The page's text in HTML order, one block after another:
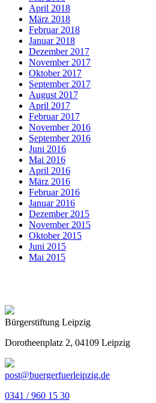
April 2018
März 2018
Februar 2018
Januar 2018
Dezember 2017
November 2017
Oktober 2017
September 2017
August 2017
April 2017
Februar 2017
November 2016
September 2016
Juni 2016
Mai 2016
April 2016
März 2016
Februar 2016
Januar 2016
Dezember 2015
November 2015
Oktober 2015
Juni 2015
Mai 2015
Bürgerstiftung Leipzig
Dorotheenplatz 2, 04109 Leipzig
post@buergerfuerleipzig.de
0341 / 960 15 30